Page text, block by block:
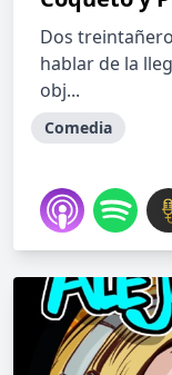
Dos
hablar de la
obj...
Comedia